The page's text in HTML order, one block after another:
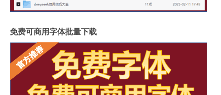
免费可商用字体批量下载